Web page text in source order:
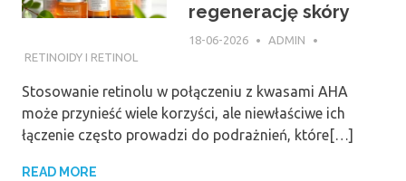
regenerację skóry
18-06-2026
ADMIN
RETINOIDY I RETINOL
Stosowanie retinolu w połączeniu z kwasami AHA
może przynieść wiele korzyści, ale niewłaściwe ich
łączenie często prowadzi do podrażnień, które[…]
READ MORE